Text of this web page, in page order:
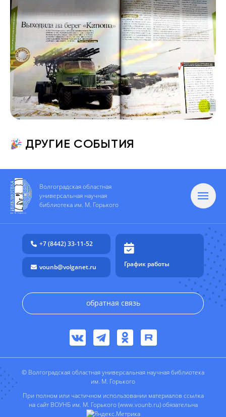
ДРУГИЕ СОБЫТИЯ
Волгоградская областная
универсальная научная
библиотека им. М. Горького
+7 (8442) 33-11-52
vounb@volganet.ru График работы
обратная связь
© Волгоградская областная универсальная научная библиотека
им. М. Горького
При полном или частичном использовании материалов ссылка
на сайт ВОУНБ им. М. Горького (www.vounb.ru) обязательна